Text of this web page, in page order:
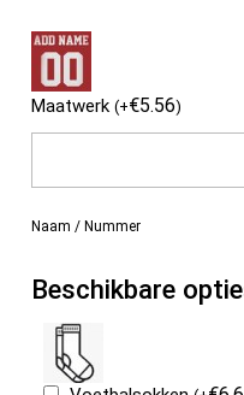
Maatwerk(+€5.56)
Naam / Nummer
Beschikbare